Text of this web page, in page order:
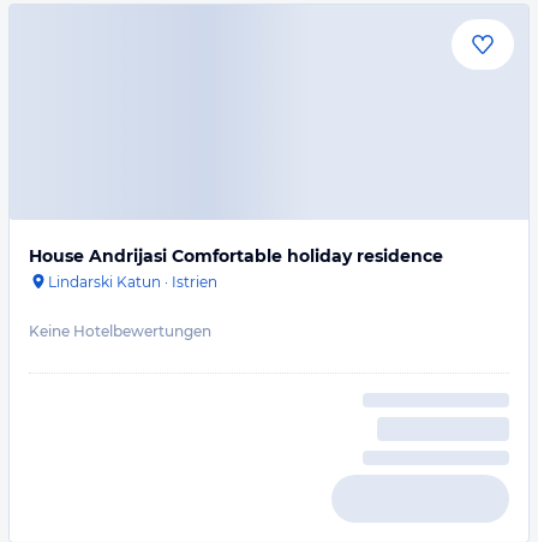
House Andrijasi Comfortable holiday residence
Lindarski Katun · Istrien
Keine Hotelbewertungen